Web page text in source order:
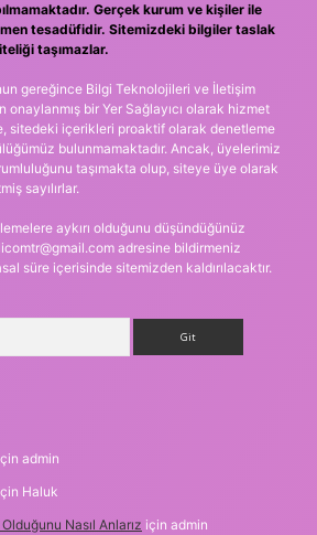
Gerçek kurum ve kişiler ile
tesadüfidir. Sitemizdeki bilgiler taslak
taşımazlar.
gereğince Bilgi Teknolojileri ve İletişim
onaylanmış bir Yer Sağlayıcı olarak hizmet
sitedeki içerikleri proaktif olarak denetleme
bulunmamaktadır. Ancak, üyelerimiz
taşımakta olup, siteye üye olarak
sayılırlar.
aykırı olduğunu düşündüğünüz
adresine bildirmeniz
süre içerisinde sitemizden kaldırılacaktır.
admin
Haluk
Nasıl Anlarız için admin